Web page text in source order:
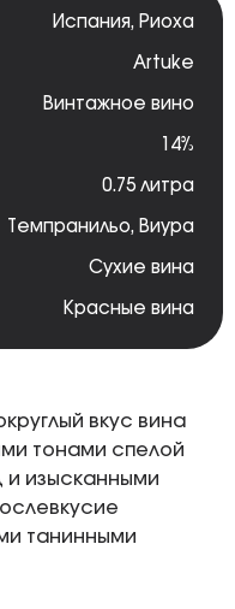
Испания, Риоха
Artuke
Винтажное вино
14%
0.75 литра
Темпранильо, Виура
Сухие вина
Красные вина
вкус вина
тонами спелой
и изысканными
танинными